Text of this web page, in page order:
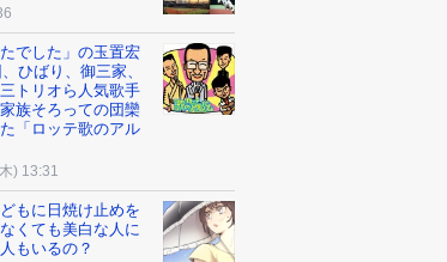
でした」の玉置宏
ひばり、御三家、
トリオら人気歌手
族そろっての団欒
「ロッテ歌のアル
) 13:31
もに日焼け止めを
くても美白な人に
もいるの？